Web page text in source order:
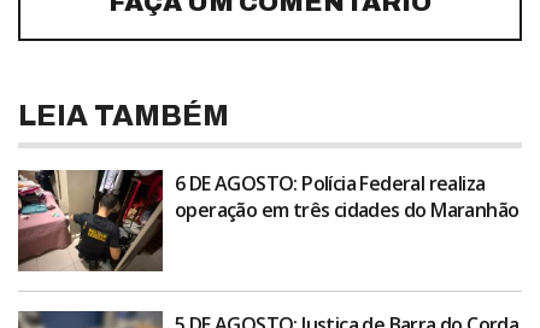
LEIA TAMBÉM
6 DE AGOSTO: Polícia Federal realiza
operação em três cidades do Maranhão